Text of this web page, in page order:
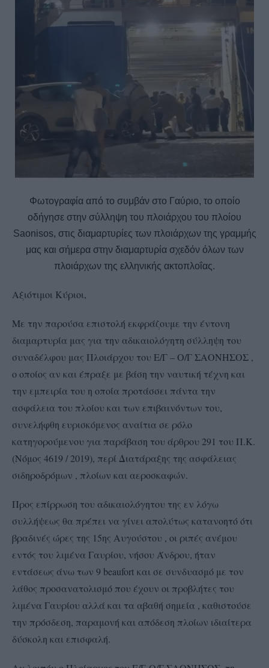
Φωτογραφία από το συμβάν στο Γαύριο, το οποίο
οδήγησε στην σύλληψη του πλοιάρχου του πλοίου
Saonisos, στις διαμαρτυρίες των πλοιάρχων της γραμμής
μας και σήμερα στην διαμαρτυρία σχεδόν όλων των
πλοιάρχων της ελληνικής ακτοπλοΐας.
Αξιότιμοι Κύριοι,
Με την παρούσα επιστολή εκφράζουμε την έντονη
διαμαρτυρία μας για την αδικαιολόγητη σύλληψη του
συναδέλφου μας Πλοιάρχου του Ε/Γ – Ο/Γ ΣΑΟΝΗΣΟΣ ,
ο οποίος αν και έπραξε με βάση την ναυτική τέχνη και
την εμπειρία του η οποία προτάσσει πάντα την
ασφάλεια του πλοίου και των επιβαινόντων του,
συνελήφθη ευρισκόμενος αναίτια σε ρόλο
κατηγορούμενου για παράβαση του άρθρου 291 του Π.Κ.
(Νόμος 4619 / 2019), περί Διατάραξης της ασφάλειας
σιδηροδρόμων , πλοίων και αεροσκαφών.
Προς επίρρωση του αδικαιολόγητου της εν λόγω
συλλήψεως θα πρέπει να γίνει απολύτως κατανοητό ότι
βραδινές ώρες της 15ης Αυγούστου , οι ριπές ανέμου
εντός του λιμένα Γαυρίου, νήσου Άνδρου, ήταν
εντάσεως άνω των 9 beaufort και σε συνδυασμό με τον
λάθος προσανατολισμό που έχουν οι προβλήτες του
λιμένα Γαυρίου αλλά και τα αβαθή σημεία , καθιστούσε
την πρόσδεση, παραμονή και απόδεση πλοίων ιδιαίτερα
δύσκολη και επισφαλή.